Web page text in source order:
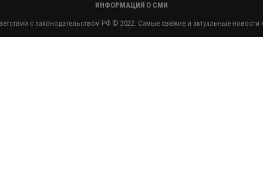
ИНФОРМАЦИЯ О СМИ
с законодательством РФ © 2022. Самые свежие и актуальные